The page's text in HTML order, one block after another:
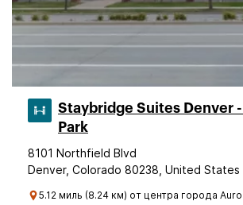
Staybridge Suites Denver -
Park
8101 Northfield Blvd
Denver, Colorado 80238, United States
5.12 миль (8.24 км) от центра города